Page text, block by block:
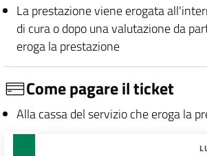
La prestazione viene erogata
di cura o dopo una valutazione da
eroga la prestazione
Come pagare il ticket
Alla cassa del servizio che eroga la